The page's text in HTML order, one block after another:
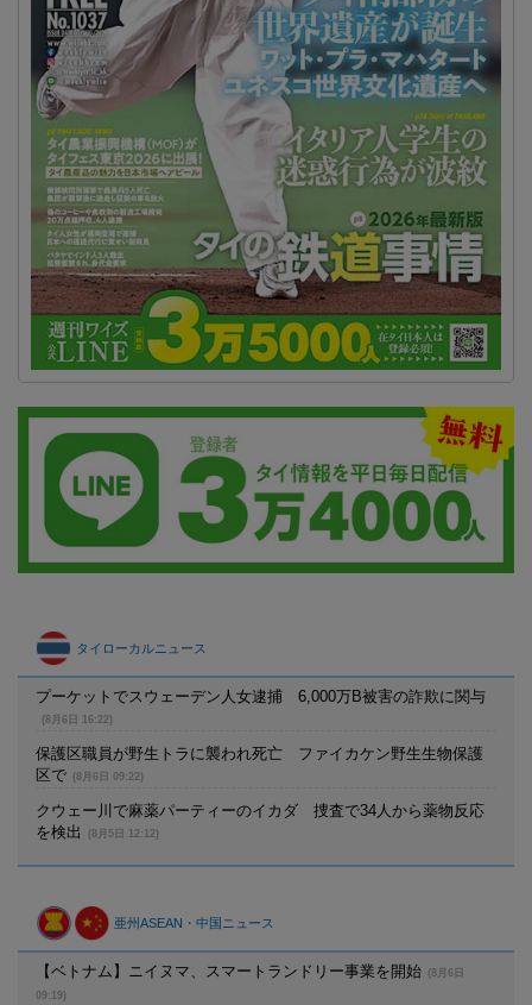
タイローカルニュース
プーケットでスウェーデン人女逮捕 6,000万B被害の詐欺に関与
(8月6日 16:22)
保護区職員が野生トラに襲われ死亡 ファイカケン野生生物保護
区で
(8月6日 09:22)
クウェー川で麻薬パーティーのイカダ 捜査で34人から薬物反応
を検出
(8月5日 12:12)
亜州ASEAN・中国ニュース
【ベトナム】ニイヌマ、スマートランドリー事業を開始
(8月6日
09:19)